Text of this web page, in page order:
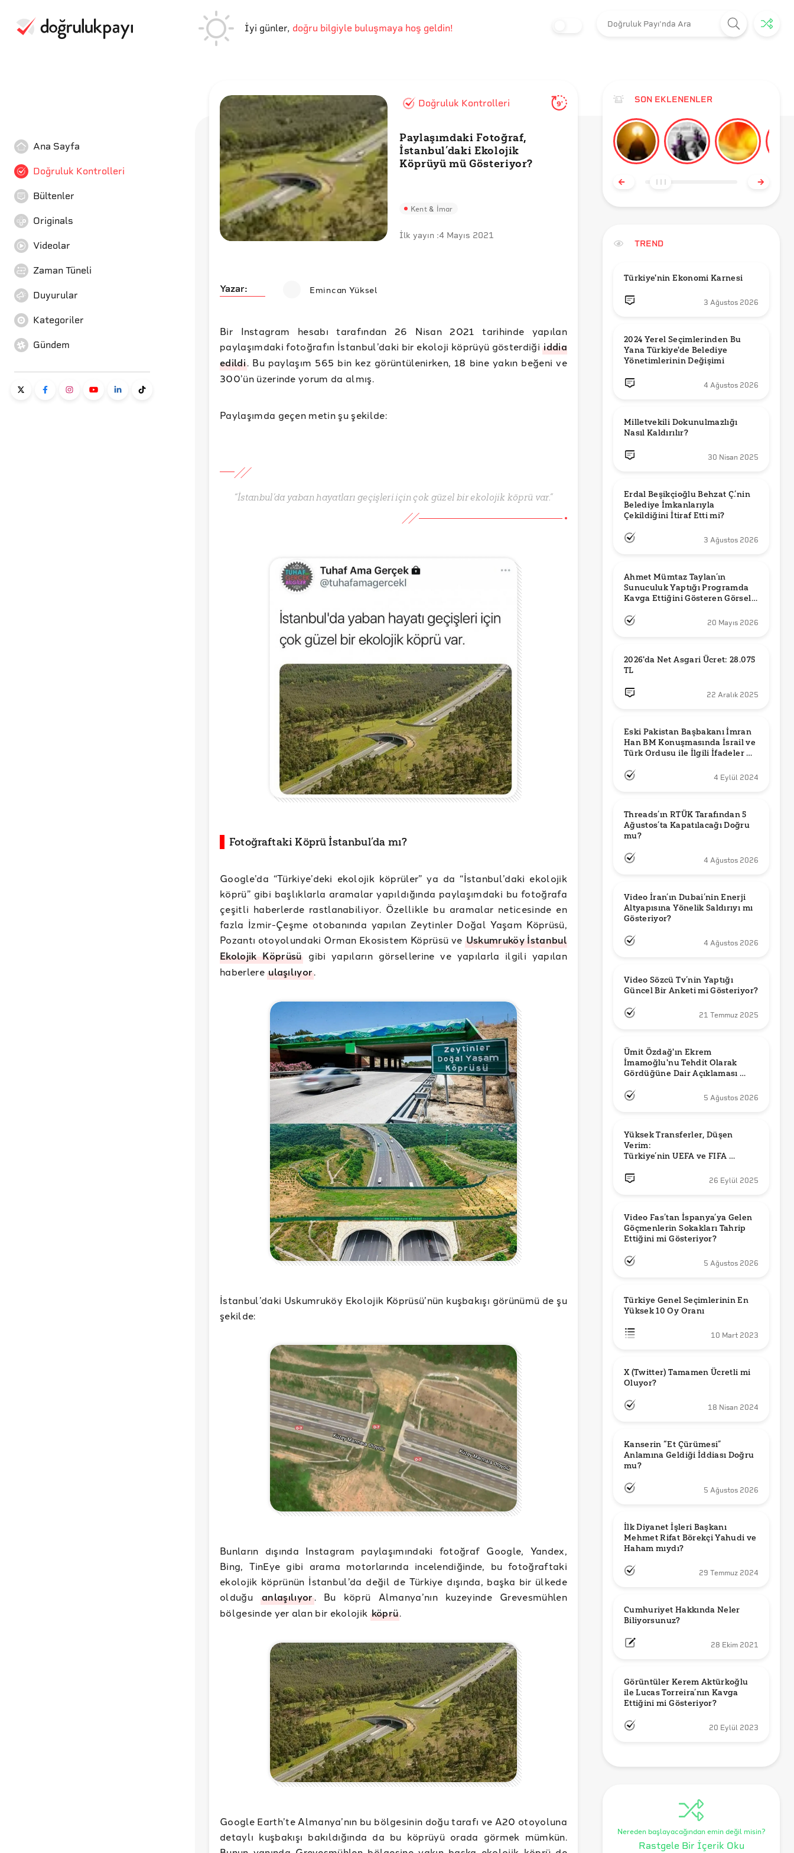
İyi günler, doğru bilgiyle buluşmaya hoş geldin!
Ana Sayfa
Doğruluk Kontrolleri
Bültenler
Originals
Videolar
Zaman Tüneli
Duyurular
Kategoriler
Gündem
Doğruluk Kontrolleri 9'
Paylaşımdaki Fotoğraf,
İstanbul’daki Ekolojik
Köprüyü mü Gösteriyor?
Kent & İmar
İlk yayın :4 Mayıs 2021
Yazar: Emincan Yüksel
Bir Instagram hesabı tarafından 26 Nisan 2021 tarihinde yapılan
paylaşımdaki fotoğrafın İstanbul’daki bir ekoloji köprüyü gösterdiğiiddia
edildi. Bu paylaşım 565 bin kez görüntülenirken, 18 bine yakın beğeni ve
300’ün üzerinde yorum da almış.
Paylaşımda geçen metin şu şekilde:
“İstanbul’da yaban hayatları geçişleri için çok güzel bir ekolojik köprü var.”
Fotoğraftaki Köprü İstanbul’da mı?
Google’da “Türkiye’deki ekolojik köprüler” ya da “İstanbul’daki ekolojik
köprü” gibi başlıklarla aramalar yapıldığında paylaşımdaki bu fotoğrafa
çeşitli haberlerde rastlanabiliyor. Özellikle bu aramalar neticesinde en
fazla İzmir-Çeşme otobanında yapılan Zeytinler Doğal Yaşam Köprüsü,
Pozantı otoyolundaki Orman Ekosistem Köprüsü ve Uskumruköy İstanbul
Ekolojik Köprüsügibi yapıların görsellerine ve yapılarla ilgili yapılan
haberlereulaşılıyor.
İstanbul’daki Uskumruköy Ekolojik Köprüsü’nün kuşbakışı görünümü de şu
şekilde:
Bunların dışında Instagram paylaşımındaki fotoğraf Google, Yandex,
Bing, TinEye gibi arama motorlarında incelendiğinde, bu fotoğraftaki
ekolojik köprünün İstanbul’da değil de Türkiye dışında, başka bir ülkede
olduğuanlaşılıyor. Bu köprü Almanya’nın kuzeyinde Grevesmühlen
bölgesinde yer alan bir ekolojik köprü.
Google Earth’te Almanya’nın bu bölgesinin doğu tarafı ve A20 otoyoluna
detaylı kuşbakışı bakıldığında da bu köprüyü orada görmek mümkün.
SON EKLENENLER
TREND
Türkiye'nin Ekonomi Karnesi
3 Ağustos 2026
2024 Yerel Seçimlerinden Bu
Yana Türkiye'de Belediye
Yönetimlerinin Değişimi
4 Ağustos 2026
Milletvekili Dokunulmazlığı
Nasıl Kaldırılır?
30 Nisan 2025
Erdal Beşikçioğlu Behzat Ç.’nin
Belediye İmkanlarıyla
3 Ağustos 2026
Ahmet Mümtaz Taylan’ın
Sunuculuk Yaptığı Programda
Kavga Ettiğini Gösteren Görsel
20 Mayıs 2026
2026'da Net Asgari Ücret: 28.075
TL
22 Aralık 2025
Eski Pakistan Başbakanı İmran
Han BM Konuşmasında İsrail ve
Türk Ordusu ile İlgili İfadeler mi
4 Eylül 2024
Threads’ın RTÜK Tarafından 5
Ağustos’ta Kapatılacağı Doğru
mu?
4 Ağustos 2026
Video İran’ın Dubai’nin Enerji
Altyapısına Yönelik Saldırıyı mı
Gösteriyor?
4 Ağustos 2026
Video Sözcü Tv’nin Yaptığı
Güncel Bir Anketi mi Gösteriyor?
21 Temmuz 2025
Ümit Özdağ'ın Ekrem
İmamoğlu'nu Tehdit Olarak
Gördüğüne Dair Açıklaması
5 Ağustos 2026
Yüksek Transferler, Düşen
Verim:
Türkiye’nin UEFA ve FIFA
26 Eylül 2025
Video Fas’tan İspanya’ya Gelen
Göçmenlerin Sokakları Tahrip
Ettiğini mi Gösteriyor?
5 Ağustos 2026
Türkiye Genel Seçimlerinin En
Yüksek 10 Oy Oranı
10 Mart 2023
X (Twitter) Tamamen Ücretli mi
Oluyor?
18 Nisan 2024
Kanserin “Et Çürümesi”
Anlamına Geldiği İddiası Doğru
mu?
5 Ağustos 2026
İlk Diyanet İşleri Başkanı
Mehmet Rifat Börekçi Yahudi ve
Haham mıydı?
29 Temmuz 2024
Cumhuriyet Hakkında Neler
Biliyorsunuz?
28 Ekim 2021
Görüntüler Kerem Aktürkoğlu
ile Lucas Torreira’nın Kavga
Ettiğini mi Gösteriyor?
20 Eylül 2023
Nereden başlayacağından emin değil misin?
Rastgele Bir İçerik Oku